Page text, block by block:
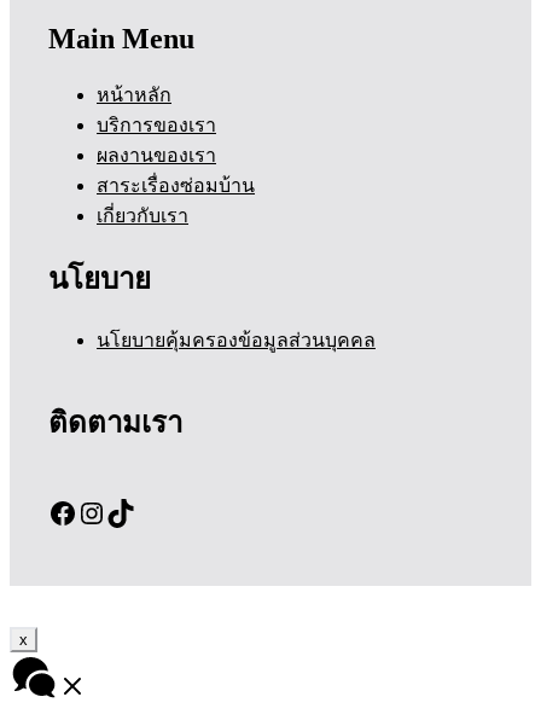
Main Menu
หน้าหลัก
บริการของเรา
ผลงานของเรา
สาระเรื่องซ่อมบ้าน
เกี่ยวกับเรา
นโยบาย
นโยบายคุ้มครองข้อมูลส่วนบุคคล
ติดตามเรา
Facebook
Instagram
TikTok
x